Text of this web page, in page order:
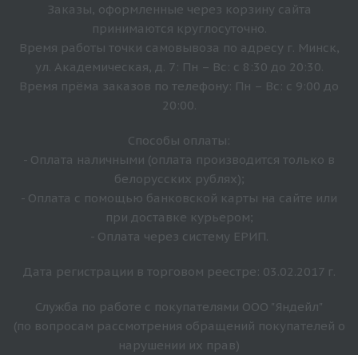
Заказы, оформленные через корзину сайта
принимаются круглосуточно.
Время работы точки самовывоза по адресу г. Минск,
ул. Академическая, д. 7: Пн – Вс: с 8:30 до 20:30.
Время прёма заказов по телефону: Пн – Вс: с 9:00 до
20:00.
Способы оплаты:
- Оплата наличными (оплата производится только в
белорусских рублях);
- Оплата с помощью банковской карты на сайте или
при доставке курьером;
- Оплата через систему ЕРИП.
Дата регистрации в торговом реестре: 03.02.2017 г.
Служба по работе с покупателями ООО "Яндейл"
(по вопросам рассмотрения обращений покупателей о
нарушении их прав)